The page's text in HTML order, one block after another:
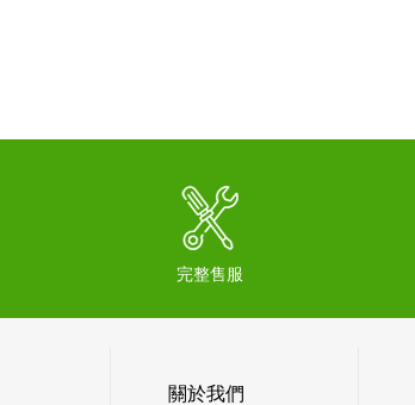
完整售服
關於我們